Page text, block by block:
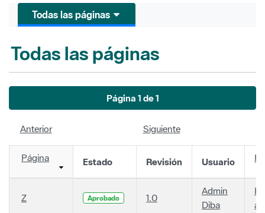
Todas las páginas
Todas las páginas
Página 1 de 1
Anterior Siguiente
Página Estado Revisión Usuario
Z Aprobado 1.0
Admin
Diba